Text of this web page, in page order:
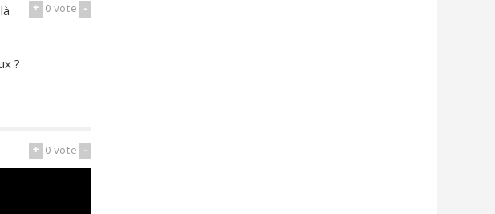
+ 0vote -
?
+ 0vote -